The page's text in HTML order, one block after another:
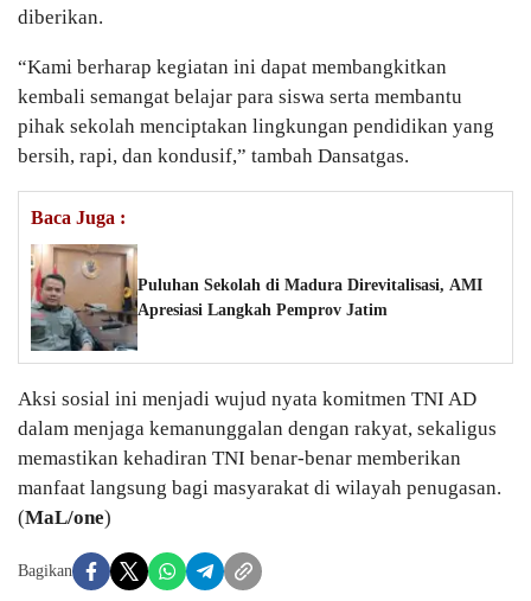
diberikan.
“Kami berharap kegiatan ini dapat membangkitkan
kembali semangat belajar para siswa serta membantu
pihak sekolah menciptakan lingkungan pendidikan yang
bersih, rapi, dan kondusif,” tambah Dansatgas.
Baca Juga :
Puluhan Sekolah di Madura Direvitalisasi, AMI
Apresiasi Langkah Pemprov Jatim
Aksi sosial ini menjadi wujud nyata komitmen TNI AD
dalam menjaga kemanunggalan dengan rakyat, sekaligus
memastikan kehadiran TNI benar-benar memberikan
manfaat langsung bagi masyarakat di wilayah penugasan.
(MaL/one)
Bagikan